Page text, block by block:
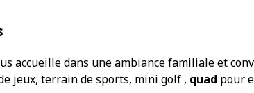
accueille dans une ambiance familiale et
jeux, terrain de sports, mini golf , quad pour